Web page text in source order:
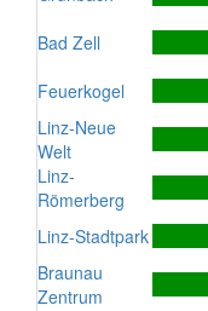
Bad Zell
Feuerkogel
Linz-Neue
Welt
Linz-
Römerberg
Linz-Stadtpark
Braunau
Zentrum